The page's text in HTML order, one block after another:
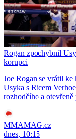
Rogan zpochybnil
korupci
Joe Rogan se vrátil
Usyka s Ricem
rozhodčího a
MMAMAG.cz
dnes, 10:15